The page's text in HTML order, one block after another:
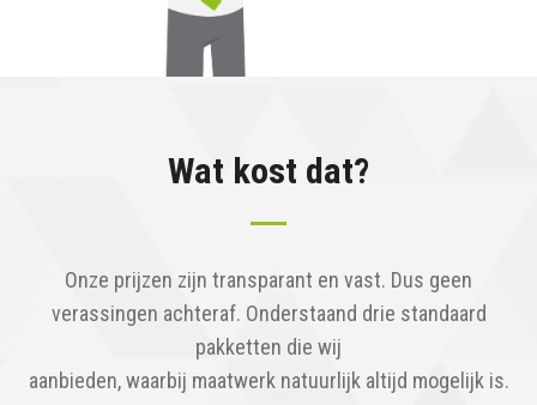
Wat kost dat?
Onze prijzen zijn transparant en vast. Dus geen
verassingen achteraf. Onderstaand drie standaard
pakketten die wij
aanbieden, waarbij maatwerk natuurlijk altijd mogelijk is.